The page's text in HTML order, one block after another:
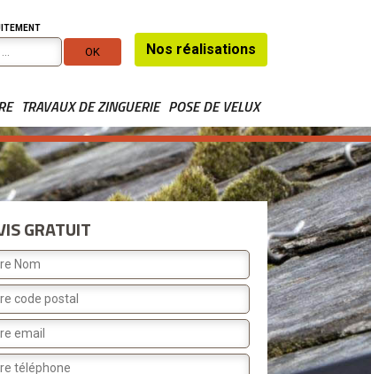
Nos réalisations
TRAVAUX DE ZINGUERIE POSE DE VELUX
GRATUIT